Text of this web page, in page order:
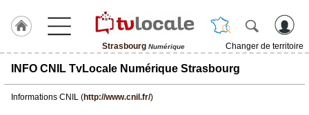
Strasbourg Numérique
Changer de territoire
J'adhère
Hulcoq
INFO CNIL TvLocale Numérique Strasbourg
Informations CNIL (http://www.cnil.fr/)